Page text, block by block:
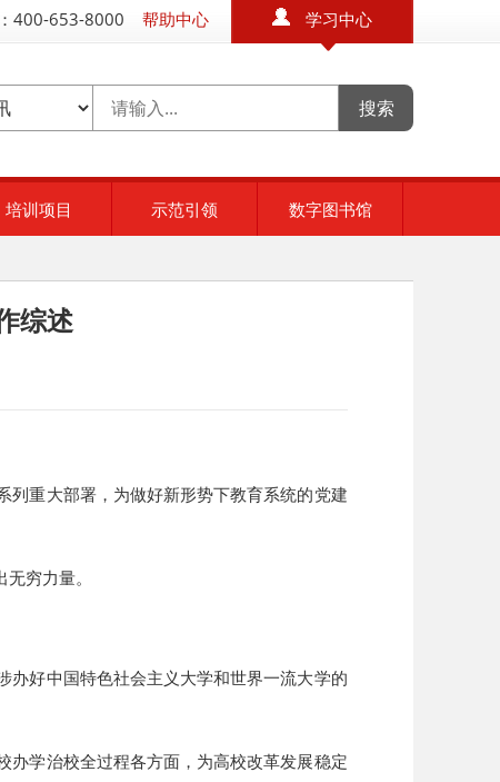
学习中心
400-653-8000 帮助中心
培训项目 示范引领 数字图书馆
综述
列重大部署，为做好新形势下教育系统的党建
穷力量。
办好中国特色社会主义大学和世界一流大学的
办学治校全过程各方面，为高校改革发展稳定